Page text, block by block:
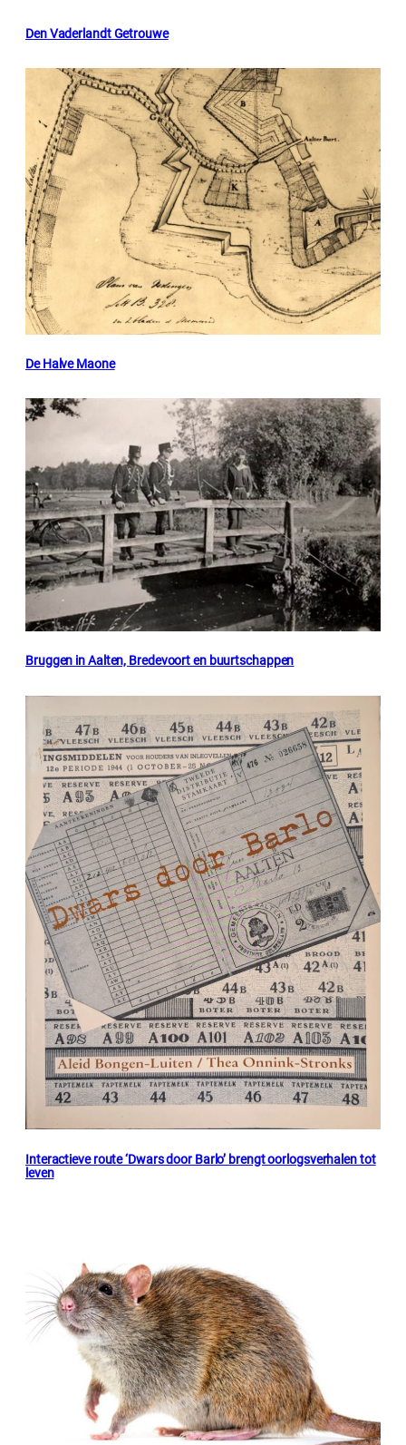
Den Vaderlandt Getrouwe
De Halve Maone
Bruggen in Aalten, Bredevoort en buurtschappen
Interactieve route ‘Dwars door Barlo’ brengt oorlogsverhalen tot
leven